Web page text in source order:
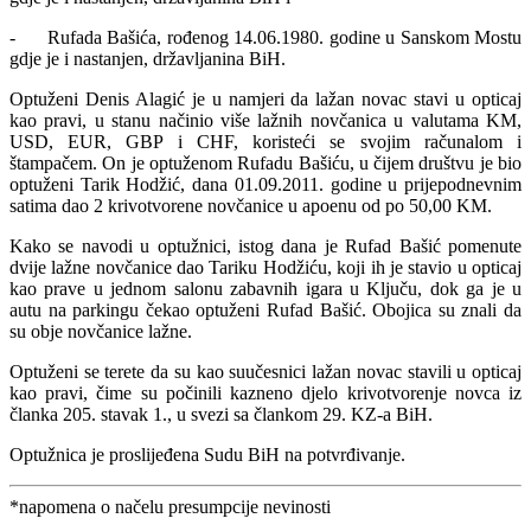
- Rufada Bašića, rođenog 14.06.1980. godine u Sanskom Mostu
gdje je i nastanjen, državljanina BiH.
Optuženi Denis Alagić je u namjeri da lažan novac stavi u opticaj
kao pravi, u stanu načinio više lažnih novčanica u valutama KM,
USD, EUR, GBP i CHF, koristeći se svojim računalom i
štampačem. On je optuženom Rufadu Bašiću, u čijem društvu je bio
optuženi Tarik Hodžić, dana 01.09.2011. godine u prijepodnevnim
satima dao 2 krivotvorene novčanice u apoenu od po 50,00 KM.
Kako se navodi u optužnici, istog dana je Rufad Bašić pomenute
dvije lažne novčanice dao Tariku Hodžiću, koji ih je stavio u opticaj
kao prave u jednom salonu zabavnih igara u Ključu, dok ga je u
autu na parkingu čekao optuženi Rufad Bašić. Obojica su znali da
su obje novčanice lažne.
Optuženi se terete da su kao suučesnici lažan novac stavili u opticaj
kao pravi, čime su počinili kazneno djelo krivotvorenje novca iz
članka 205. stavak 1., u svezi sa člankom 29. KZ-a BiH.
Optužnica je proslijeđena Sudu BiH na potvrđivanje.
*napomena o načelu presumpcije nevinosti